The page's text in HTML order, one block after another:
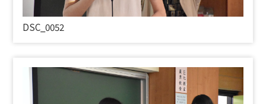
DSC_0052